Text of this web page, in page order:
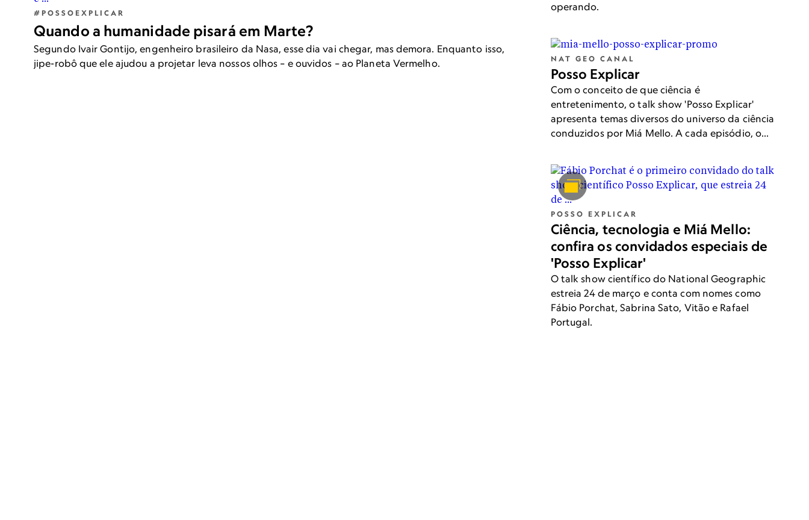
#POSSOEXPLICAR
Quando a humanidade pisará em Marte?
Segundo Ivair Gontijo, engenheiro brasileiro da Nasa, esse dia vai chegar, mas demora. Enquanto isso,
jipe-robô que ele ajudou a projetar leva nossos olhos – e ouvidos – ao Planeta Vermelho.
operando.
NAT GEO CANAL
Posso Explicar
Com o conceito de que ciência é
entretenimento, o talk show 'Posso Explicar'
apresenta temas diversos do universo da ciência
conduzidos por Miá Mello. A cada episódio, o
convidados especiais, participando de
entrevistas e quadros variados, como esquetes
humorísticas e experimentos científico-
tecnológicos. Gostou? A produção original
'Posso Explicar' estreia 24 de março, às 21h, no
National Geographic.
POSSO EXPLICAR
Ciência, tecnologia e Miá Mello:
confira os convidados especiais de
'Posso Explicar'
O talk show científico do National Geographic
estreia 24 de março e conta com nomes como
Fábio Porchat, Sabrina Sato, Vitão e Rafael
Portugal.